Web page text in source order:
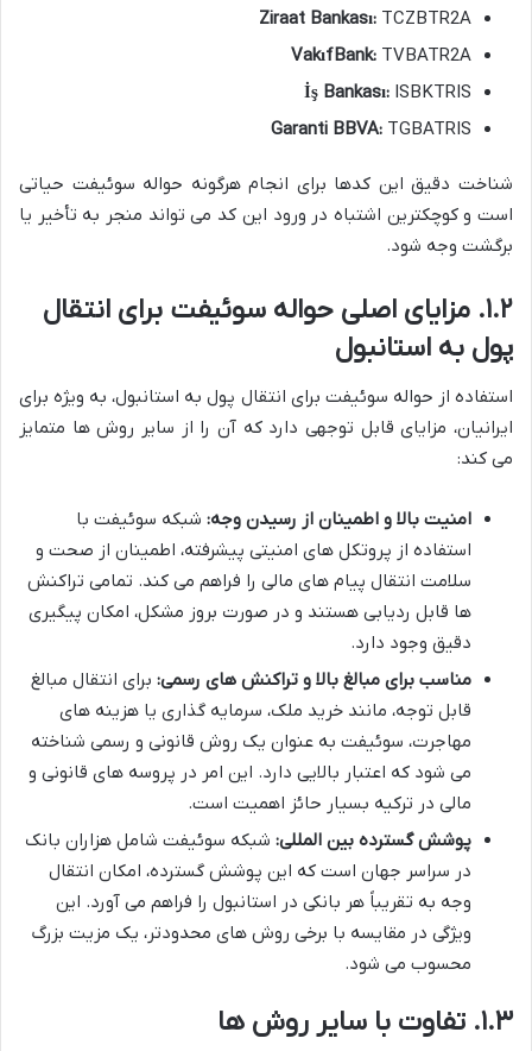
Ziraat Bankası: TCZBTR2A
VakıfBank: TVBATR2A
İş Bankası: ISBKTRIS
Garanti BBVA: TGBATRIS
شناخت دقیق این کدها برای انجام هرگونه حواله سوئیفت حیاتی
است و کوچکترین اشتباه در ورود این کد می تواند منجر به تأخیر یا
برگشت وجه شود.
۱.۲. مزایای اصلی حواله سوئیفت برای انتقال
پول به استانبول
استفاده از حواله سوئیفت برای انتقال پول به استانبول، به ویژه برای
ایرانیان، مزایای قابل توجهی دارد که آن را از سایر روش ها متمایز
می کند:
امنیت بالا و اطمینان از رسیدن وجه: شبکه سوئیفت با
استفاده از پروتکل های امنیتی پیشرفته، اطمینان از صحت و
سلامت انتقال پیام های مالی را فراهم می کند. تمامی تراکنش
ها قابل ردیابی هستند و در صورت بروز مشکل، امکان پیگیری
دقیق وجود دارد.
مناسب برای مبالغ بالا و تراکنش های رسمی: برای انتقال مبالغ
قابل توجه، مانند خرید ملک، سرمایه گذاری یا هزینه های
مهاجرت، سوئیفت به عنوان یک روش قانونی و رسمی شناخته
می شود که اعتبار بالایی دارد. این امر در پروسه های قانونی و
مالی در ترکیه بسیار حائز اهمیت است.
پوشش گسترده بین المللی: شبکه سوئیفت شامل هزاران بانک
در سراسر جهان است که این پوشش گسترده، امکان انتقال
وجه به تقریباً هر بانکی در استانبول را فراهم می آورد. این
ویژگی در مقایسه با برخی روش های محدودتر، یک مزیت بزرگ
محسوب می شود.
۱.۳. تفاوت با سایر روش ها